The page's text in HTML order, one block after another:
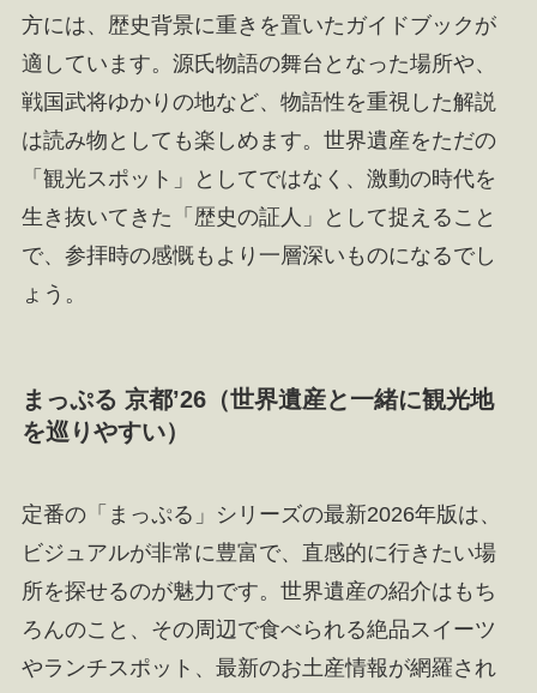
方には、歴史背景に重きを置いたガイドブックが
適しています。源氏物語の舞台となった場所や、
戦国武将ゆかりの地など、物語性を重視した解説
は読み物としても楽しめます。世界遺産をただの
「観光スポット」としてではなく、激動の時代を
生き抜いてきた「歴史の証人」として捉えること
で、参拝時の感慨もより一層深いものになるでし
ょう。
まっぷる 京都’26（世界遺産と一緒に観光地
を巡りやすい）
定番の「まっぷる」シリーズの最新2026年版は、
ビジュアルが非常に豊富で、直感的に行きたい場
所を探せるのが魅力です。世界遺産の紹介はもち
ろんのこと、その周辺で食べられる絶品スイーツ
やランチスポット、最新のお土産情報が網羅され